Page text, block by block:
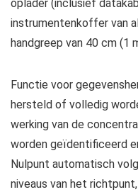
oplader (inclusief
instrumentenkoffer van
handgreep van 40 cm (1
Functie voor
hersteld of volledig
werking van de
worden geïdentificeerd
Nulpunt automatisch
niveaus van het